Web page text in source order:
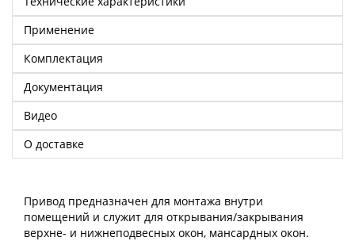
Применение
Комплектация
Документация
Видео
О доставке
Привод предназначен для монтажа внутри
помещений и служит для открывания/закрывания
верхне- и нижнеподвесных окон, мансардных окон.